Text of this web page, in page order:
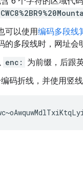
可以使用编码多段线
多段线时，网址会
enc: 为前缀，后跟
码折线，并使用竖